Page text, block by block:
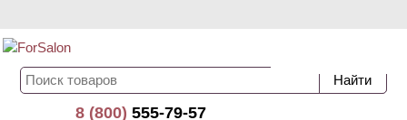
8 (800)555-79-57